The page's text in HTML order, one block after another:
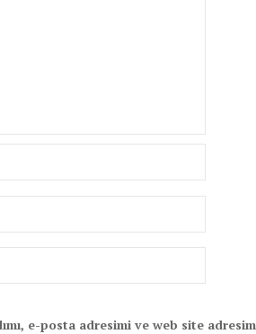
e-posta adresimi ve web site